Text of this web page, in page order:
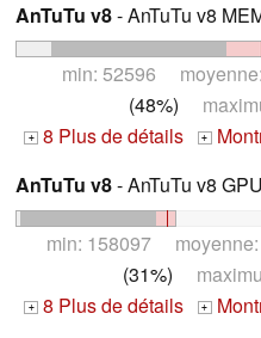
AnTuTu v8- AnTuTu v8
min: 52596
(48%)
+ 8 Plus de détails +
AnTuTu v8- AnTuTu v8 GPU
min: 158097
(31%)
+ 8 Plus de détails +